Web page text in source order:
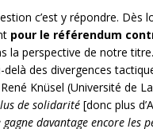
c’est y répondre. Dès
pour le référendum
la perspective de notre
des divergences
Knüsel (Université de
de solidarité [donc plus
davantage encore les